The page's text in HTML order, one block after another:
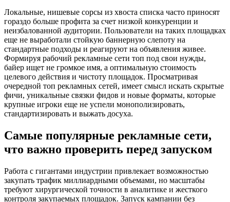
Локальные, нишевые сорсы из хвоста списка часто приносят
гораздо больше профита за счет низкой конкуренции и
неизбалованной аудитории. Пользователи на таких площадках
еще не выработали стойкую баннерную слепоту на
стандартные подходы и реагируют на объявления живее.
Формируя рабочий рекламные сети топ под свои нужды,
байер ищет не громкое имя, а оптимальную стоимость
целевого действия и чистоту площадок. Просматривая
очередной топ рекламных сетей, имеет смысл искать скрытые
фичи, уникальные связки фидов и новые форматы, которые
крупные игроки еще не успели монополизировать,
стандартизировать и выжать досуха.
Самые популярные рекламные сети,
что важно проверить перед запуском
Работа с гигантами индустрии привлекает возможностью
закупать трафик миллиардными объемами, но масштабы
требуют хирургической точности в аналитике и жесткого
контроля закупаемых площадок. Запуск кампании без